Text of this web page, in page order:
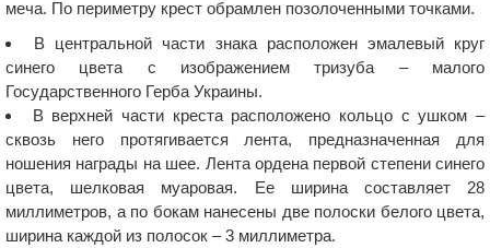
меча. По периметру крест обрамлен позолоченными точками.
В центральной части знака расположен эмалевый круг
синего цвета с изображением тризуба – малого
Государственного Герба Украины.
В верхней части креста расположено кольцо с ушком –
сквозь него протягивается лента, предназначенная для
ношения награды на шее. Лента ордена первой степени синего
цвета, шелковая муаровая. Ее ширина составляет 28
миллиметров, а по бокам нанесены две полоски белого цвета,
ширина каждой из полосок – 3 миллиметра.